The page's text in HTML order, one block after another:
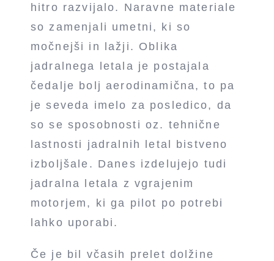
hitro razvijalo. Naravne materiale
so zamenjali umetni, ki so
močnejši in lažji. Oblika
jadralnega letala je postajala
čedalje bolj aerodinamična, to pa
je seveda imelo za posledico, da
so se sposobnosti oz. tehnične
lastnosti jadralnih letal bistveno
izboljšale. Danes izdelujejo tudi
jadralna letala z vgrajenim
motorjem, ki ga pilot po potrebi
lahko uporabi.
Če je bil včasih prelet dolžine